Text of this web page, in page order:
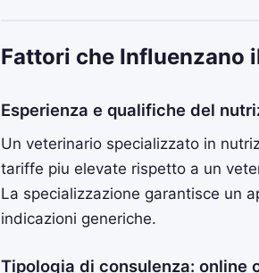
Fattori che Influenzano
Esperienza e qualifiche del
Un veterinario specializzato in
tariffe piu elevate rispetto a un
La specializzazione garantisce un
indicazioni generiche.
Tipologia di consulenza: online